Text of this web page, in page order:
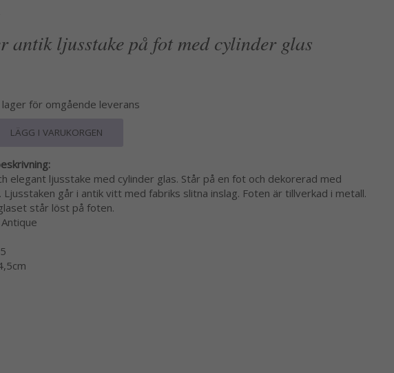
antik ljusstake på fot med cylinder glas
lager för omgående leverans
LÄGG I VARUKORGEN
elegant ljusstake med cylinder glas. Står på en fot och dekorerad med
Ljusstaken går i antik vitt med fabriks slitna inslag. Foten är tillverkad i metall.
står löst på foten.
Antique